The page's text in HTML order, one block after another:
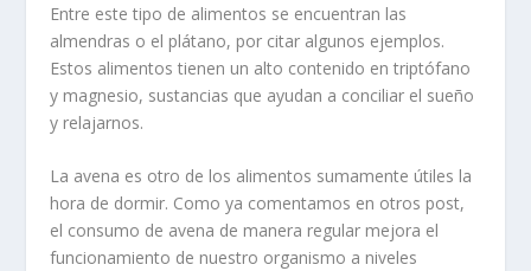
Entre este tipo de alimentos se encuentran las
almendras o el plátano, por citar algunos ejemplos.
Estos alimentos tienen un alto contenido en triptófano
y magnesio, sustancias que ayudan a conciliar el sueño
y relajarnos.
La avena es otro de los alimentos sumamente útiles la
hora de dormir. Como ya comentamos en otros post,
el consumo de avena de manera regular mejora el
funcionamiento de nuestro organismo a niveles